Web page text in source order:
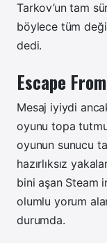
Tarkov’un tam
böylece tüm
dedi.
Escape
Mesaj iyiydi
oyunu topa
oyunun sunucu
hazırlıksız
bini aşan Steam
olumlu yorum
durumda.